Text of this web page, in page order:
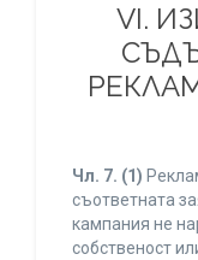
VI.
Чл. 7. (1)
съответната
кампания не
собственост